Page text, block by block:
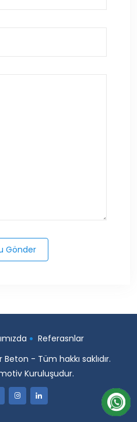
Gönder
Referasnlar
- Tüm hakkı saklıdır.
Kuruluşudur.